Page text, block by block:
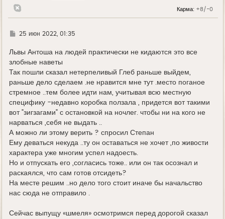
Карма: +8/-0
Г25 июн 2022, 01:35
Львы Антоша на людей практически не кидаются это все
злобные наветы
Так пошли сказал нетерпеливый Глеб раньше выйдем,
раньше дело сделаем .не нравится мне тут .место поганое
стремное ..тем более идти нам, учитывая всю местную
специфику -недавно коробка ползала , придется вот такими
вот "зигзагами" с остановкой на ночлег. чтобы ни на кого не
нарваться ,себя не выдать ..
А можно ли этому верить ? спросил Степан
Ему деваться некуда ..ту он оставаться не хочет ,по живости
характера уже многим успел надоесть.
Но и отпускать его ,согласись тоже.. или он так осознал и
раскаялся, что сам готов отсидеть?
На месте решим ..но дело того стоит иначе бы начальство
нас сюда не отправило .
Сейчас выпущу «шмеля» осмотримся перед дорогой сказал